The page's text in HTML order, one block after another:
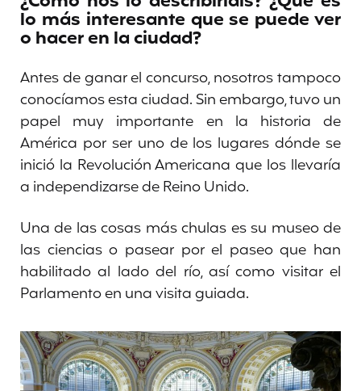
lo más interesante que se puede ver
o hacer en la ciudad?
Antes de ganar el concurso, nosotros tampoco
conocíamos esta ciudad. Sin embargo, tuvo un
papel muy importante en la historia de
América por ser uno de los lugares dónde se
inició la Revolución Americana que los llevaría
a independizarse de Reino Unido.
Una de las cosas más chulas es su museo de
las ciencias o pasear por el paseo que han
habilitado al lado del río, así como visitar el
Parlamento en una visita guiada.